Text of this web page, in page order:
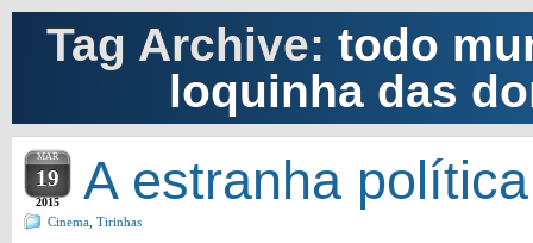
Tag Archive: todo
loquinha das
MAR
19
2015 A estranha
Cinema Tirinhas